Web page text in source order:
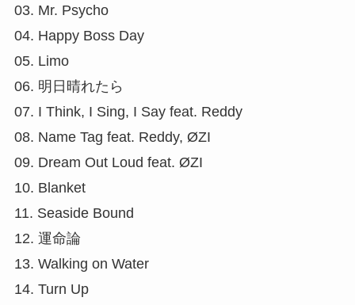
03. Mr. Psycho
04. Happy Boss Day
05. Limo
06. 明日晴れたら
07. I Think, I Sing, I Say feat. Reddy
08. Name Tag feat. Reddy, ØZI
09. Dream Out Loud feat. ØZI
10. Blanket
11. Seaside Bound
12. 運命論
13. Walking on Water
14. Turn Up